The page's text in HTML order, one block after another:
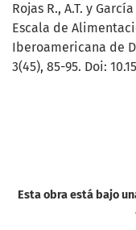
Rojas R., A.T. y
Escala de
Iberoamericana de
3(45), 85-95. Doi:
Esta obra está bajo